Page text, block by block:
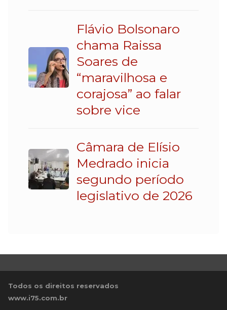
Flávio Bolsonaro
chama Raissa
Soares de
“maravilhosa e
corajosa” ao falar
sobre vice
Câmara de Elísio
Medrado inicia
segundo período
legislativo de 2026
Todos os direitos reservados
www.i75.com.br